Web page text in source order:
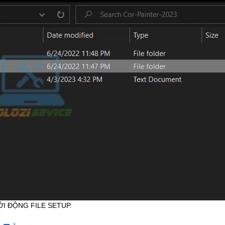
ĐỘNG FILE SETUP.